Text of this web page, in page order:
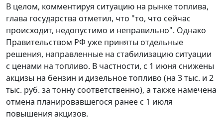
В целом, комментируя ситуацию на рынке топлива,
глава государства отметил, что "то, что сейчас
происходит, недопустимо и неправильно". Однако
Правительством РФ уже приняты отдельные
решения, направленные на стабилизацию ситуации
с ценами на топливо. В частности, с 1 июня снижены
акцизы на бензин и дизельное топливо (на 3 тыс. и 2
тыс. руб. за тонну соответственно), а также намечена
отмена планировавшегося ранее с 1 июля
повышения акцизов.